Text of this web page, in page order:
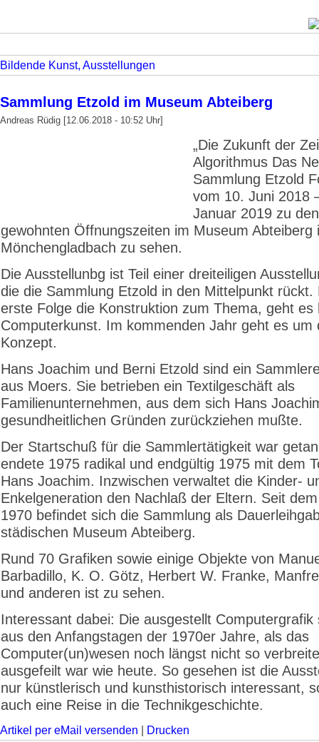
Bildende Kunst, Ausstellungen
Sammlung Etzold im Museum Abteiberg
Andreas Rüdig [12.06.2018 - 10:52 Uhr]
„Die Zukunft der
Algorithmus Das
Sammlung Etzold
vom 10. Juni 2018
Januar 2019 zu den
gewohnten Öffnungszeiten im Museum Abteiberg
Mönchengladbach zu sehen.
Die Ausstellunbg ist Teil einer dreiteiligen
die die Sammlung Etzold in den Mittelpunkt rückt.
erste Folge die Konstruktion zum Thema, geht es
Computerkunst. Im kommenden Jahr geht es um
Konzept.
Hans Joachim und Berni Etzold sind ein
aus Moers. Sie betrieben ein Textilgeschäft als
Familienunternehmen, aus dem sich Hans
gesundheitlichen Gründen zurückziehen mußte.
Der Startschuß für die Sammlertätigkeit war
endete 1975 radikal und endgültig 1975 mit dem
Hans Joachim. Inzwischen verwaltet die Kinder-
Enkelgeneration den Nachlaß der Eltern. Seit
1970 befindet sich die Sammlung als
städischen Museum Abteiberg.
Rund 70 Grafiken sowie einige Objekte von
Barbadillo, K. O. Götz, Herbert W. Franke,
und anderen ist zu sehen.
Interessant dabei: Die ausgestellt Computergrafik
aus den Anfangstagen der 1970er Jahre, als das
Computer(un)wesen noch längst nicht so
ausgefeilt war wie heute. So gesehen ist die
nur künstlerisch und kunsthistorisch interessant,
auch eine Reise in die Technikgeschichte.
Artikel per eMail versenden Drucken